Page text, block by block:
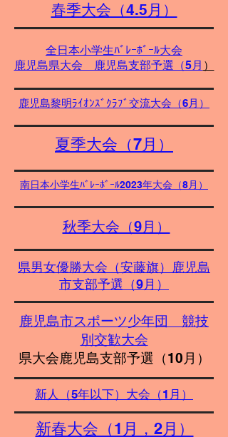
春季大会（4.5月）
全日本小学生ﾊﾞﾚｰﾎﾞｰﾙ大会
鹿児島県大会 鹿児島支部予選（5月 ）
鹿児島黎明ﾗｲｵﾝｽﾞｸﾗﾌﾞ交流大会（6月）
夏季大会（7月）
南日本小学生ﾊﾞﾚｰﾎﾞｰﾙ2023年大会（8月）
秋季大会（9月）
県男女優勝大会（安藤旗）鹿児島
市支部予選（9月）
鹿児島市スポーツ少年団 競技
別交歓大会
県大会鹿児島支部予選（10月）
新人（5年以下）大会（1月）
新春大会（1月，2月）